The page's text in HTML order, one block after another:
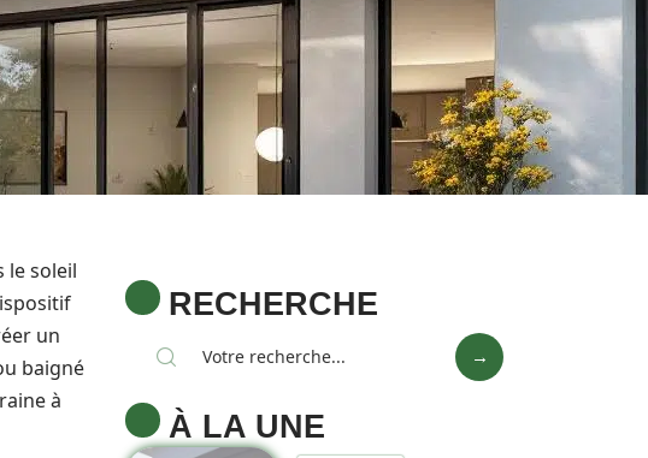
le soleil
un
baigné
à
RECHERCHE
À LA UNE